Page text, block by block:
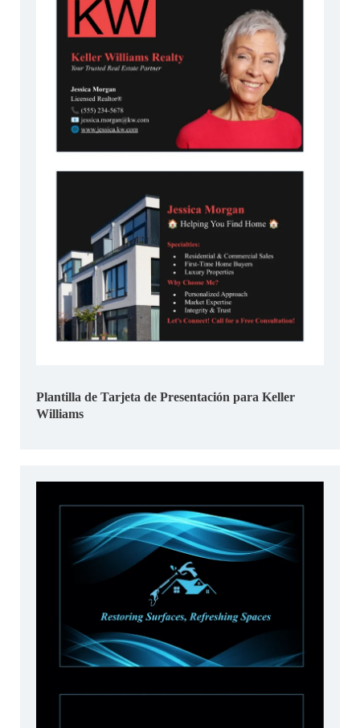
Plantilla de Tarjeta de Presentación para Keller
Williams